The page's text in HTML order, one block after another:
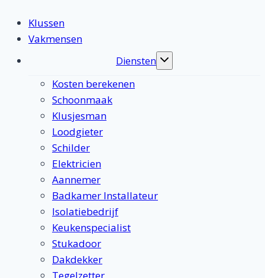
Klussen
Vakmensen
Diensten
Toggle
Kosten berekenen
Schoonmaak
Klusjesman
Loodgieter
Schilder
Elektricien
Aannemer
Badkamer Installateur
Isolatiebedrijf
Keukenspecialist
Stukadoor
Dakdekker
Tegelzetter